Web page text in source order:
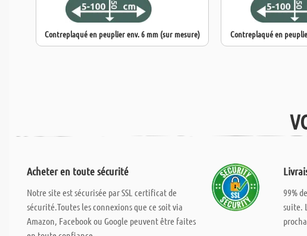
Contreplaqué en peuplier env. 6 mm (sur mesure) Contreplaqué en
Acheter en toute sécurité
Notre site est sécurisée par SSL certificat de
sécurité.Toutes les connexions que ce soit via
Amazon, Facebook ou Google peuvent être faites
99%
suite.